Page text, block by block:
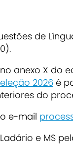
de
anexo X do
2026 é
do
e-mail
e MS